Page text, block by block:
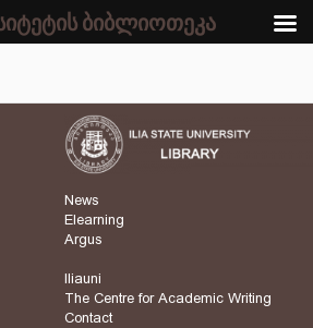
News
Elearning
Argus
Iliauni
The Centre for Academic Writing
Contact
ბიბლიოთეკა